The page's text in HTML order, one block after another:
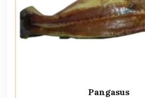
Pangasus